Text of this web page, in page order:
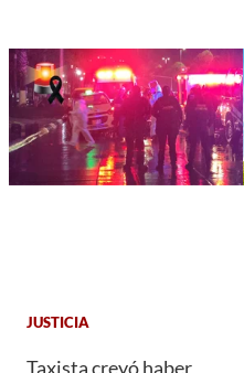
JUSTICIA
Taxista creyó haber